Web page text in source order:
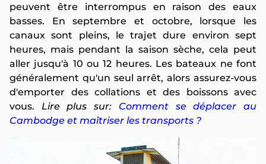
peuvent être interrompus en raison des eaux
basses. En septembre et octobre, lorsque les
canaux sont pleins, le trajet dure environ sept
heures, mais pendant la saison sèche, cela peut
aller jusqu'à 10 ou 12 heures. Les bateaux ne font
généralement qu'un seul arrêt, alors assurez-vous
d'emporter des collations et des boissons avec
vous. Lire plus sur: Comment se déplacer au
Cambodge et maîtriser les transports ?